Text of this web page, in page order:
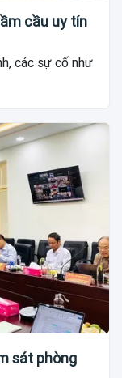
cầu uy tín
các sự cố như
sát phòng